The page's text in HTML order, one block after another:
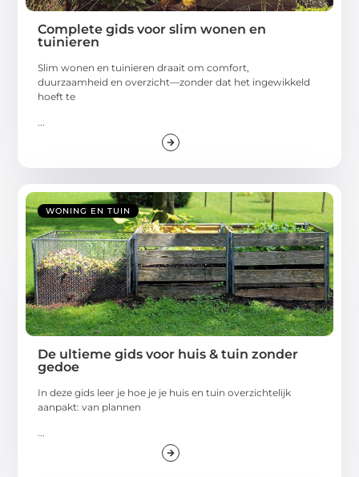
Complete gids voor slim wonen en
tuinieren
Slim wonen en tuinieren draait om comfort,
duurzaamheid en overzicht—zonder dat het ingewikkeld
hoeft te
...
WONING EN TUIN
De ultieme gids voor huis & tuin zonder
gedoe
In deze gids leer je hoe je je huis en tuin overzichtelijk
aanpakt: van plannen
...